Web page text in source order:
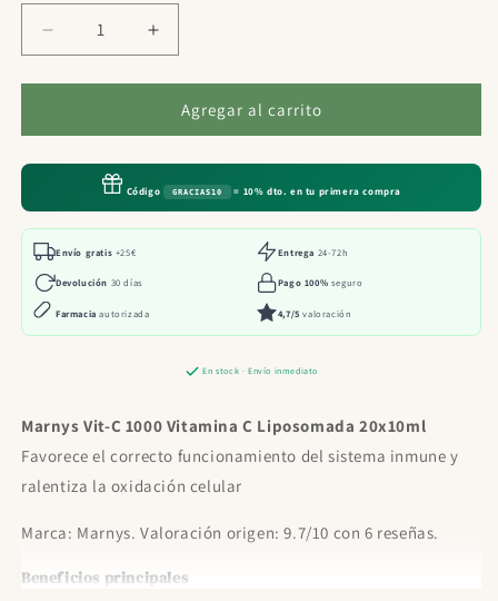
Reducir
cantidad
para
Vit-
C
Liposomada
20x10ml
Aumentar
cantidad
para
Marnys
Vit-
1000
Vitamina
C
Liposomada
Agregar al carrito
Código GRACIAS10 = 10% dto. en tu primera compra
Envío gratis +25€ Entrega 24-72h
Devolución 30 días Pago 100% seguro
Farmacia autorizada 4,7/5 valoración
En stock · Envío inmediato
Marnys Vit-C 1000 Vitamina C Liposomada 20x10ml
Favorece el correcto funcionamiento del sistema inmune y
ralentiza la oxidación celular
Marca: Marnys. Valoración origen: 9.7/10 con 6 reseñas.
Beneficios principales